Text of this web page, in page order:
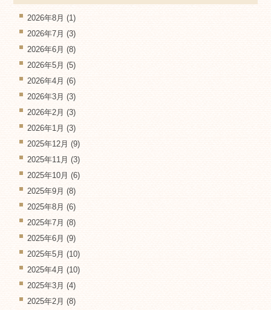
2026年8月 (1)
2026年7月 (3)
2026年6月 (8)
2026年5月 (5)
2026年4月 (6)
2026年3月 (3)
2026年2月 (3)
2026年1月 (3)
2025年12月 (9)
2025年11月 (3)
2025年10月 (6)
2025年9月 (8)
2025年8月 (6)
2025年7月 (8)
2025年6月 (9)
2025年5月 (10)
2025年4月 (10)
2025年3月 (4)
2025年2月 (8)